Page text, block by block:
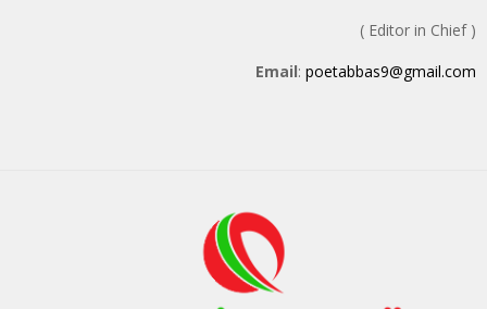
( Editor in Chief )
Email: poetabbas9@gmail.com